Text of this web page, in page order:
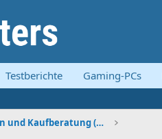
Testberichte Gaming-PCs
Systemvorstellungen und Kaufberatung (Komplettsyst